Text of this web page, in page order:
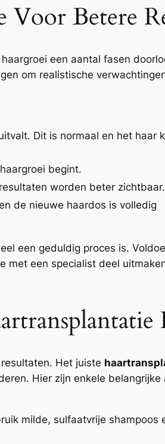
Voor Betere
een aantal fasen
om realistische
Dit is normaal en het haar
begint.
worden beter zichtbaar.
de nieuwe haardos is volledig
een geduldig proces is.
met een specialist deel
Het juiste
Hier zijn enkele
milde, sulfaatvrije shampoos